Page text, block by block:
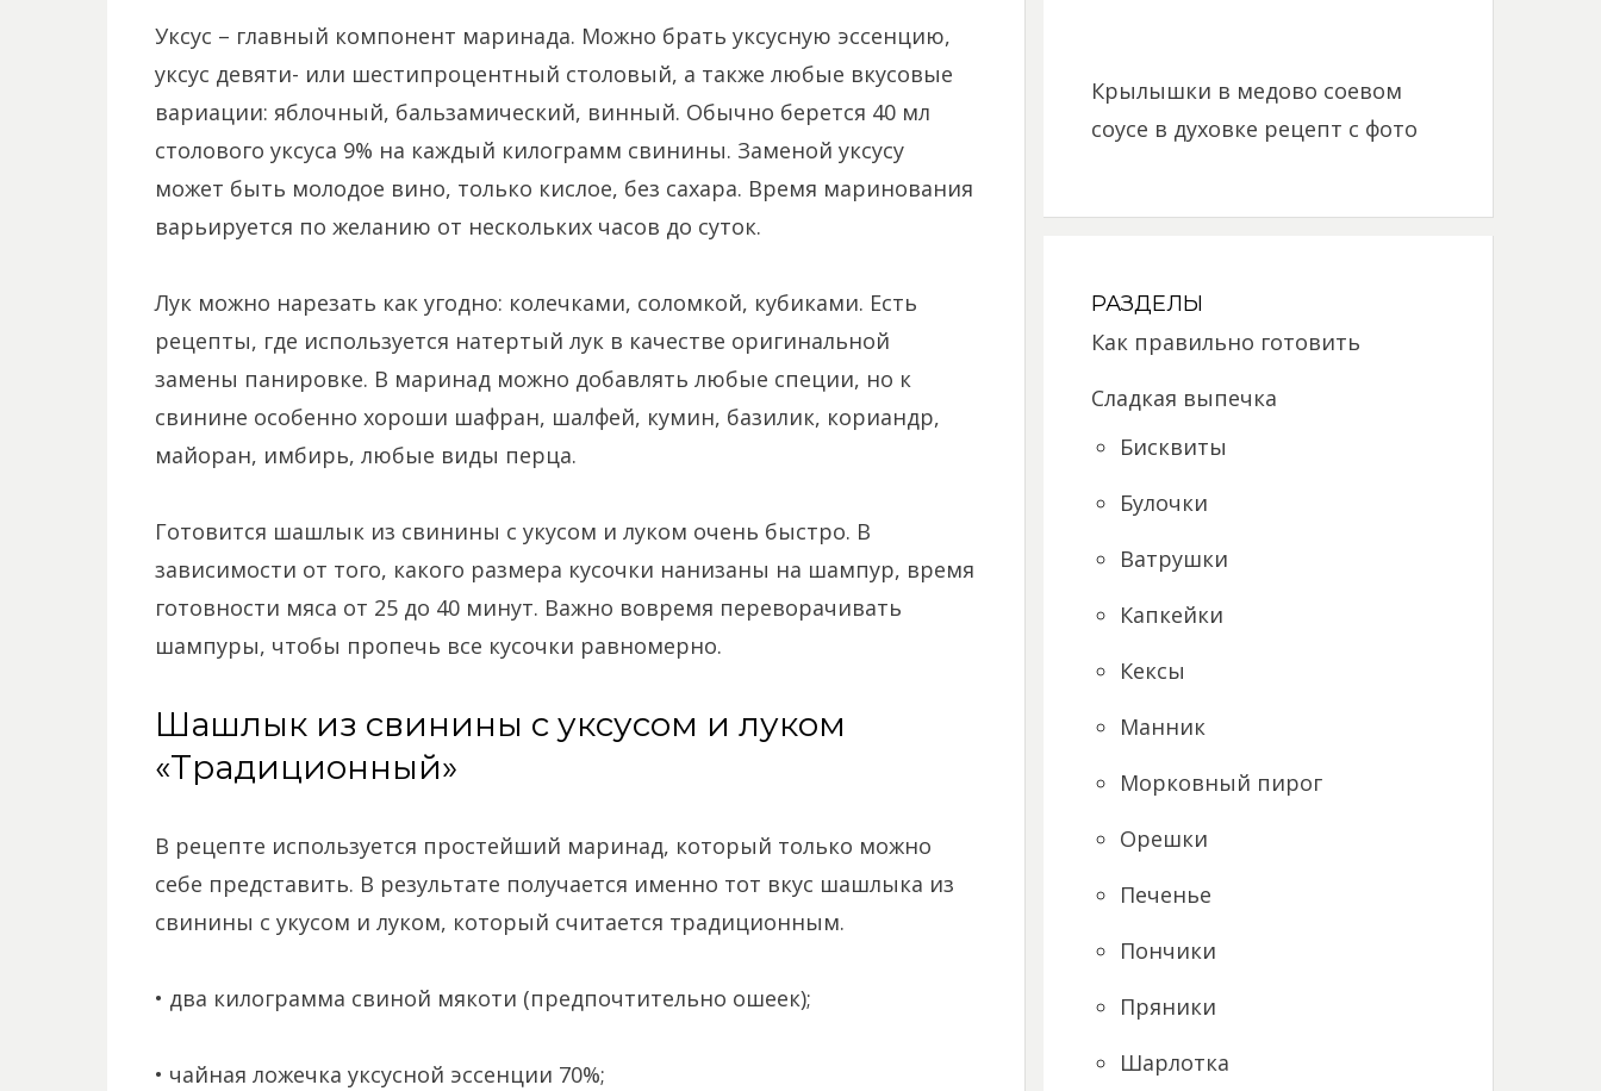
Уксус – главный компонент маринада. Можно брать уксусную эссенцию,
уксус девяти- или шестипроцентный столовый, а также любые вкусовые
вариации: яблочный, бальзамический, винный. Обычно берется 40 мл
столового уксуса 9% на каждый килограмм свинины. Заменой уксусу
может быть молодое вино, только кислое, без сахара. Время маринования
варьируется по желанию от нескольких часов до суток.
Лук можно нарезать как угодно: колечками, соломкой, кубиками. Есть
рецепты, где используется натертый лук в качестве оригинальной
замены панировке. В маринад можно добавлять любые специи, но к
свинине особенно хороши шафран, шалфей, кумин, базилик, кориандр,
майоран, имбирь, любые виды перца.
Готовится шашлык из свинины с укусом и луком очень быстро. В
зависимости от того, какого размера кусочки нанизаны на шампур, время
готовности мяса от 25 до 40 минут. Важно вовремя переворачивать
шампуры, чтобы пропечь все кусочки равномерно.
Шашлык из свинины с уксусом и луком
«Традиционный»
В рецепте используется простейший маринад, который только можно
себе представить. В результате получается именно тот вкус шашлыка из
свинины с укусом и луком, который считается традиционным.
• два килограмма свиной мякоти (предпочтительно ошеек);
• чайная ложечка уксусной эссенции 70%;
Крылышки в медово соевом
соусе в духовке рецепт с фото
РАЗДЕЛЫ
Как правильно готовить
Сладкая выпечка
Бисквиты
Булочки
Ватрушки
Капкейки
Кексы
Манник
Морковный пирог
Орешки
Печенье
Пончики
Пряники
Шарлотка